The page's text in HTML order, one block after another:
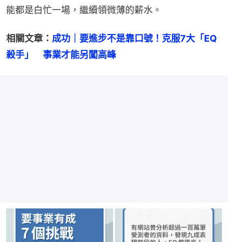
能都是白忙一場，繼續領微薄的薪水。
相關文章： 成功｜要進步不是靠口號！克服7大「EQ
殺手」　事業才能另闖高峰